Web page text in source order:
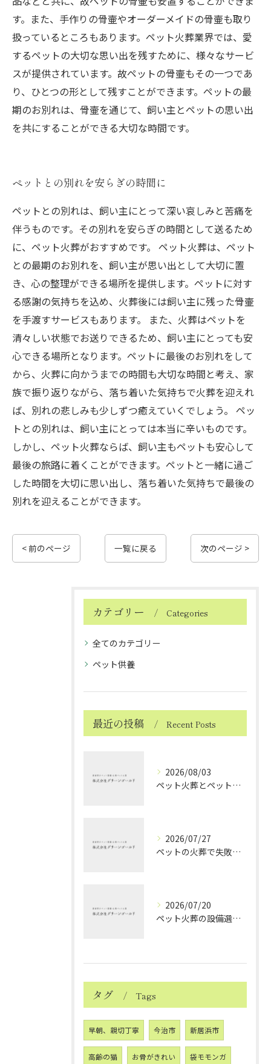
す。また、手作りの骨壷やオーダーメイドの骨壷も取り
扱っているところもあります。ペット火葬業界では、愛
するペットの大切な思い出を残すために、様々なサービ
スが提供されています。故ペットの骨壷もその一つであ
り、ひとつの形として残すことができます。ペットの最
期のお別れは、骨壷を通じて、飼い主とペットの思い出
を共にすることができる大切な時間です。
ペットとの別れを安らぎの時間に
ペットとの別れは、飼い主にとって深い哀しみと苦痛を
伴うものです。その別れを安らぎの時間として送るため
に、ペット火葬がおすすめです。 ペット火葬は、ペット
との最期のお別れを、飼い主が思い出として大切に置
き、心の整理ができる場所を提供します。ペットに対す
る感謝の気持ちを込め、火葬後には飼い主に残った骨壷
を手渡すサービスもあります。 また、火葬はペットを
清々しい状態でお送りできるため、飼い主にとっても安
心できる場所となります。ペットに最後のお別れをして
から、火葬に向かうまでの時間も大切な時間と考え、家
族で振り返りながら、落ち着いた気持ちで火葬を迎えれ
ば、別れの悲しみも少しずつ癒えていくでしょう。 ペッ
トとの別れは、飼い主にとっては本当に辛いものです。
しかし、ペット火葬ならば、飼い主もペットも安心して
最後の旅路に着くことができます。ペットと一緒に過ご
した時間を大切に思い出し、落ち着いた気持ちで最後の
別れを迎えることができます。
< 前のページ 一覧に戻る 次のページ >
カテゴリー Categories
全てのカテゴリー
ペット供養
最近の投稿 Recent Posts
2026/08/03
ペット火葬とペット火葬後の愛媛県北宇和郡松野町で知っておきたい実務と費用比較ガイド
2026/07/27
ペットの火葬で失敗しない業者選択と後悔しないポイントを徹底解説
2026/07/20
ペット火葬の設備選びと愛媛県西条市で安心して見送るためのポイント
タグ Tags
早朝、親切丁寧 今治市 新居浜市
高齢の猫 お骨がきれい 袋モモンガ